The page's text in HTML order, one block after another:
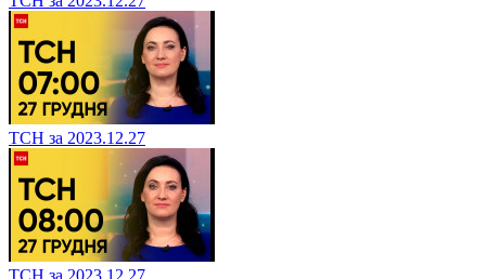
ТСН за 2023.12.27
ТСН за 2023.12.27